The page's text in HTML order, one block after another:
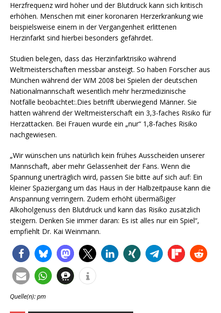
Herzfrequenz wird höher und der Blutdruck kann sich kritisch
erhöhen. Menschen mit einer koronaren Herzerkrankung wie
beispielsweise einem in der Vergangenheit erlittenen
Herzinfarkt sind hierbei besonders gefährdet.
Studien belegen, dass das Herzinfarktrisiko während
Weltmeisterschaften messbar ansteigt. So haben Forscher aus
München während der WM 2008 bei Spielen der deutschen
Nationalmannschaft wesentlich mehr herzmedizinische
Notfälle beobachtet:.Dies betrifft überwiegend Männer. Sie
hatten während der Weltmeisterschaft ein 3,3-faches Risiko für
Herzattacken. Bei Frauen wurde ein „nur“ 1,8-faches Risiko
nachgewiesen.
„Wir wünschen uns natürlich kein frühes Ausscheiden unserer
Mannschaft, aber mehr Gelassenheit der Fans. Wenn die
Spannung unerträglich wird, passen Sie bitte auf sich auf: Ein
kleiner Spaziergang um das Haus in der Halbzeitpause kann die
Anspannung verringern. Zudem erhöht übermäßiger
Alkoholgenuss den Blutdruck und kann das Risiko zusätzlich
steigern. Denken Sie immer daran: Es ist alles nur ein Spiel“,
empfiehlt Dr. Kai Weinmann.
Quelle(n): pm